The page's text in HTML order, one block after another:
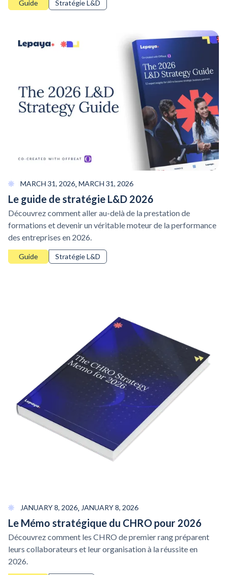
Guide Stratégie L&D
MARCH 31, 2026, MARCH 31, 2026
Le guide de stratégie L&D 2026
Découvrez comment aller au-delà de la prestation de
formations et devenir un véritable moteur de la performance
des entreprises en 2026.
Guide Stratégie L&D
JANUARY 8, 2026, JANUARY 8, 2026
Le Mémo stratégique du CHRO pour 2026
Découvrez comment les CHRO de premier rang préparent
leurs collaborateurs et leur organisation à la réussite en
2026.